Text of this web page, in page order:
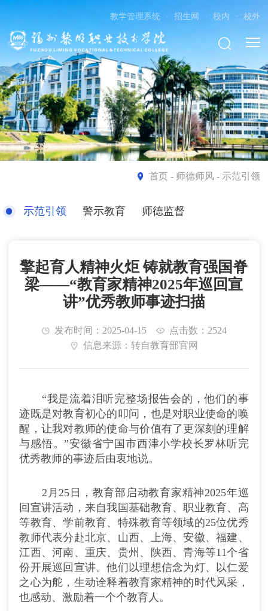
教学管理系统 · 招生网 · 校内 · 校外
首页- 师德师风 - 示范引领
示范引领 警示教育 师德监督
擎起育人精神火炬 铸就教育强国脊
梁——“教育家精神2025年巡回宣
讲”优秀教师事迹扫描
发布时间：2025-04-15
点击数：2524
信息来源：转自教育部官网
“我是流着泪听完整场报告会的，他们的事
迹既是对教育初心的叩问，也是对职业使命的唤
醒，让我对教师的使命与价值有了更深刻的理解
与感悟。”安徽省宁国市西津小学校长罗林听完
优秀教师的事迹后由衷地说。
2月25日，教育部启动教育家精神2025年巡
回宣讲活动，来自我国基础教育、职业教育、高
等教育、学前教育、特殊教育等领域的25位优秀
教师代表分赴北京、山西、上海、安徽、福建、
江西、河南、重庆、贵州、陕西、青海等11个省
份开展巡回宣讲。他们以理想信念为灯、以仁爱
之心为舵，生动诠释着教育家精神的时代风采，
也感动、激励着一个个教育人。